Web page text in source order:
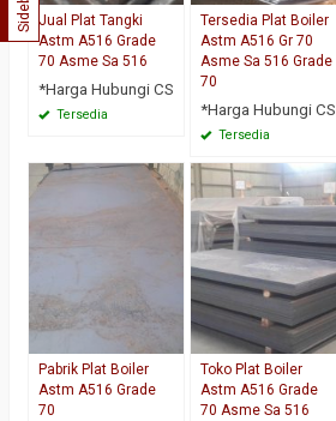
Jual Plat Tangki
Astm A516 Grade
70 Asme Sa 516
*Harga Hubungi CS
Tersedia
Tersedia Plat Boiler
Astm A516 Gr 70
Asme Sa 516 Grade
70
*Harga Hubungi CS
Tersedia
Pabrik Plat Boiler
Astm A516 Grade
70
Toko Plat Boiler
Astm A516 Grade
70 Asme Sa 516